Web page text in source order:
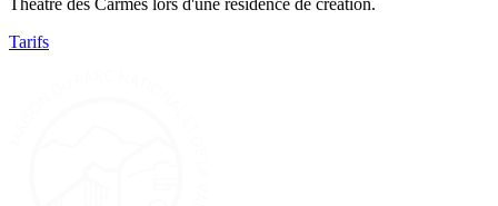
Théâtre des Carmes lors d'une résidence de création.
Tarifs